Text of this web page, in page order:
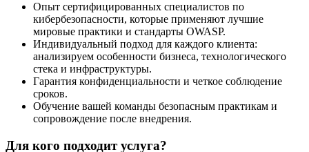
Опыт сертифицированных специалистов по
кибербезопасности, которые применяют лучшие
мировые практики и стандарты OWASP.
Индивидуальный подход для каждого клиента:
анализируем особенности бизнеса, технологического
стека и инфраструктуры.
Гарантия конфиденциальности и четкое соблюдение
сроков.
Обучение вашей команды безопасным практикам и
сопровождение после внедрения.
Для кого подходит услуга?